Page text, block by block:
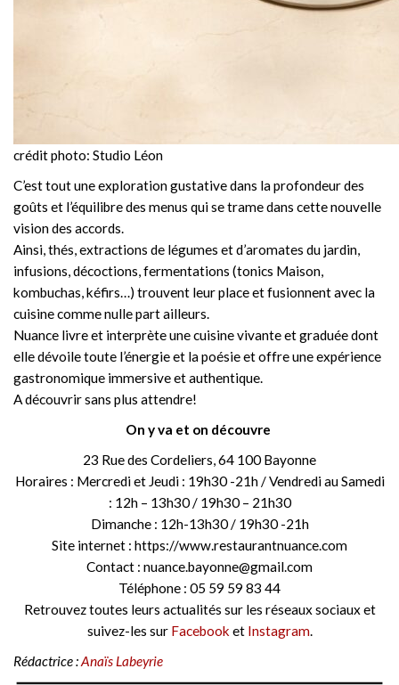
crédit photo: Studio Léon
C’est tout une exploration gustative dans la profondeur des
goûts et l’équilibre des menus qui se trame dans cette nouvelle
vision des accords.
Ainsi, thés, extractions de légumes et d’aromates du jardin,
infusions, décoctions, fermentations (tonics Maison,
kombuchas, kéfirs…) trouvent leur place et fusionnent avec la
cuisine comme nulle part ailleurs.
Nuance livre et interprète une cuisine vivante et graduée dont
elle dévoile toute l’énergie et la poésie et offre une expérience
gastronomique immersive et authentique.
A découvrir sans plus attendre!
On y va et on découvre
23 Rue des Cordeliers, 64 100 Bayonne
Horaires : Mercredi et Jeudi : 19h30 -21h / Vendredi au Samedi
: 12h – 13h30 / 19h30 – 21h30
Dimanche : 12h-13h30 / 19h30 -21h
Site internet : https://www.restaurantnuance.com
Contact : nuance.bayonne@gmail.com
Téléphone : 05 59 59 83 44
Retrouvez toutes leurs actualités sur les réseaux sociaux et
suivez-les sur Facebook et Instagram.
Rédactrice :Anaïs Labeyrie